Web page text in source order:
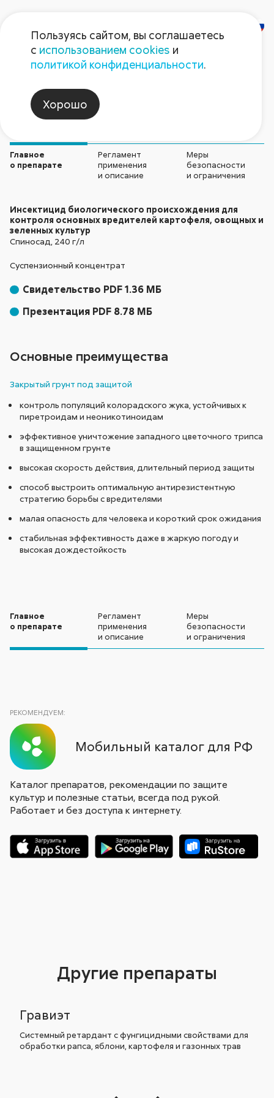
Жукоед Био
Инсектициды
Главное
о препарате
Регламент
применения
и описание
Меры
безопасности
и ограничения
Инсектицид биологического происхождения для
контроля основных вредителей картофеля, овощных и
зеленных культур
Спиносад, 240 г/л
Суспензионный концентрат
Свидетельство PDF 1.36 МБ
Презентация PDF 8.78 МБ
Основные преимущества
Закрытый грунт под защитой
контроль популяций колорадского жука, устойчивых к
пиретроидам и неоникотиноидам
эффективное уничтожение западного цветочного трипса
в защищенном грунте
высокая скорость действия, длительный период защиты
способ выстроить оптимальную антирезистентную
стратегию борьбы с вредителями
малая опасность для человека и короткий срок ожидания
стабильная эффективность даже в жаркую погоду и
высокая дождестойкость
Главное
о препарате
Регламент
применения
и описание
Меры
безопасности
и ограничения
РЕКОМЕНДУЕМ:
Мобильный каталог для РФ
Каталог препаратов, рекомендации по защите
культур и полезные статьи, всегда под рукой.
Работает и без доступа к интернету.
Другие препараты
Гравиэт
Системный ретардант с фунгицидными свойствами для
обработки рапса, яблони, картофеля и газонных трав
Пользуясь сайтом, вы соглашаетесь
с использованием cookies и
политикой конфиденциальности.
Хорошо